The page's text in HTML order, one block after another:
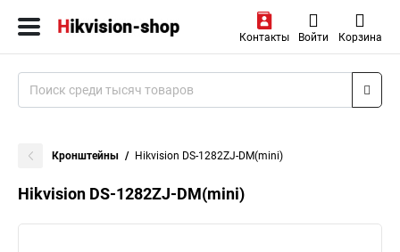
Контакты Войти Корзина
Кронштейны Hikvision DS-1282ZJ-DM(mini)
Hikvision DS-1282ZJ-DM(mini)